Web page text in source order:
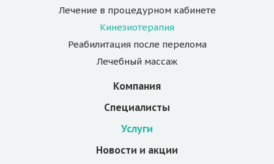
Лечение в процедурном кабинете
Кинезиотерапия
Реабилитация после перелома
Лечебный массаж
Компания
Специалисты
Услуги
Новости и акции